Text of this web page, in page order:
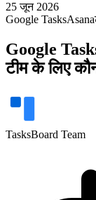
25 जून 2026
Google TasksAsana
Google
टीम के लिए
TasksBoard Team